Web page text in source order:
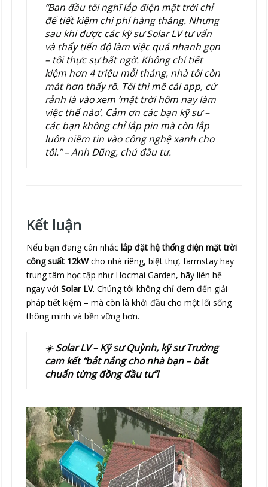
“Ban đầu tôi nghĩ lắp điện mặt trời chỉ
để tiết kiệm chi phí hàng tháng. Nhưng
sau khi được các kỹ sư Solar LV tư vấn
và thấy tiến độ làm việc quá nhanh gọn
– tôi thực sự bất ngờ. Không chỉ tiết
kiệm hơn 4 triệu mỗi tháng, nhà tôi còn
mát hơn thấy rõ. Tôi thì mê cái app, cứ
rảnh là vào xem ‘mặt trời hôm nay làm
việc thế nào’. Cảm ơn các bạn kỹ sư –
các bạn không chỉ lắp pin mà còn lắp
luôn niềm tin vào công nghệ xanh cho
tôi.” – Anh Dũng, chủ đầu tư.
Kết luận
Nếu bạn đang cân nhắclắp đặt hệ thống điện mặt trời
công suất 12kWcho nhà riêng, biệt thự, farmstay hay
trung tâm học tập như Hocmai Garden, hãy liên hệ
ngay vớiSolar LV. Chúng tôi không chỉ đem đến giải
pháp tiết kiệm – mà còn là khởi đầu cho một lối sống
thông minh và bền vững hơn.
☀️Solar LV – Kỹ sư Quỳnh, kỹ sư Trường
cam kết “bắt nắng cho nhà bạn – bắt
chuẩn từng đồng đầu tư”!